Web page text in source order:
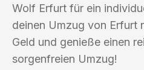
Wolf Erfurt für ein
deinen Umzug von Erfurt
Geld und genieße einen
sorgenfreien Umzug!